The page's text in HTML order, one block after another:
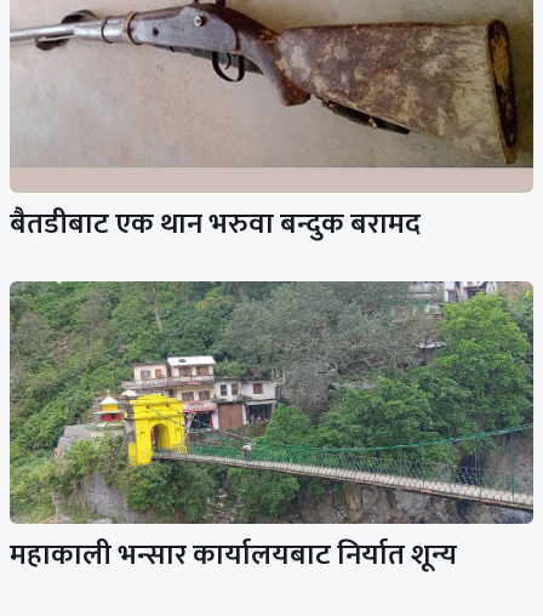
बैतडीबाट एक थान भरुवा बन्दुक बरामद
महाकाली भन्सार कार्यालयबाट निर्यात शून्य